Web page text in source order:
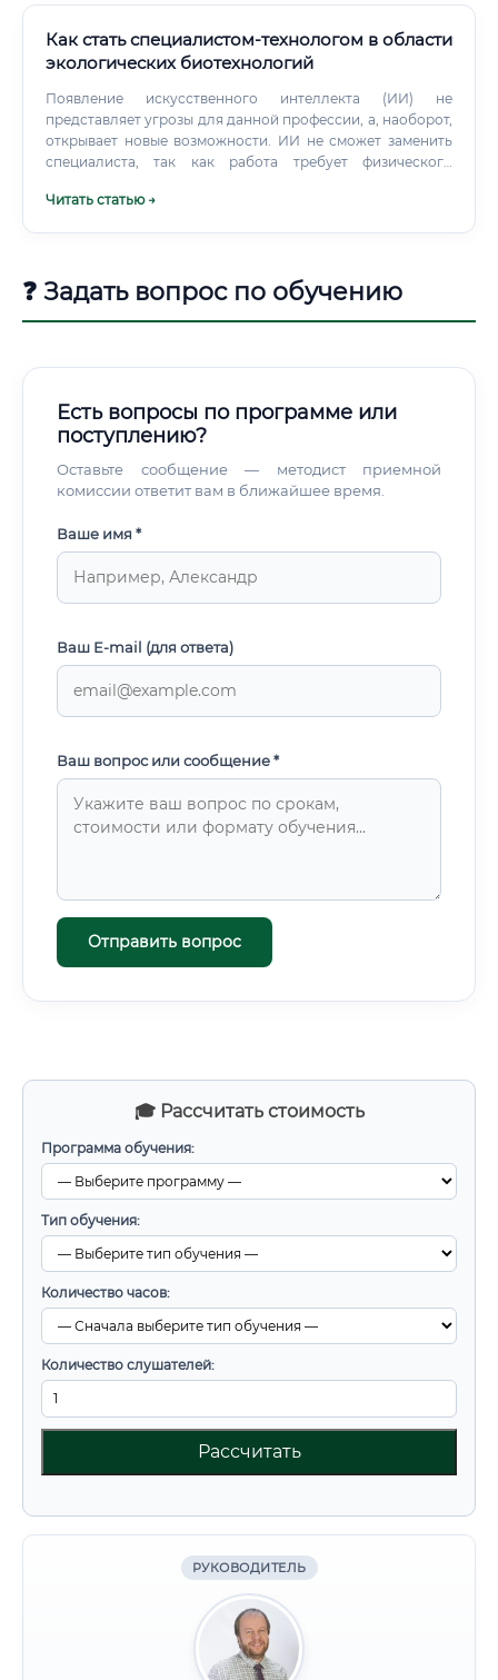
🎓 Рассчитать стоимость
Программа обучения:
Тип обучения:
Количество часов:
Количество слушателей:
Рассчитать
РУКОВОДИТЕЛЬ
Как стать специалистом-технологом в области
экологических биотехнологий
Появление искусственного интеллекта (ИИ) не
представляет угрозы для данной профессии, а, наоборот,
открывает новые возможности. ИИ не сможет заменить
специалиста, так как работа требует физического
манипуляций, творческого подхода к решению
Читать статью →
❓ Задать вопрос по обучению
Есть вопросы по программе или
поступлению?
Оставьте сообщение — методист приемной
комиссии ответит вам в ближайшее время.
Ваше имя *
Ваш E-mail (для ответа)
Ваш вопрос или сообщение *
Отправить вопрос